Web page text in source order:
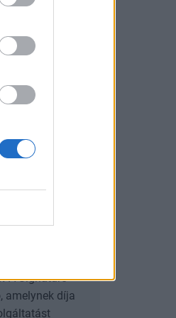
alkotott
szó mint
árfolyama
három
A Signature
amelynek díja